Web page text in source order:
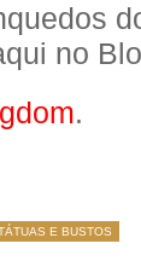
no
.
E BUSTOS